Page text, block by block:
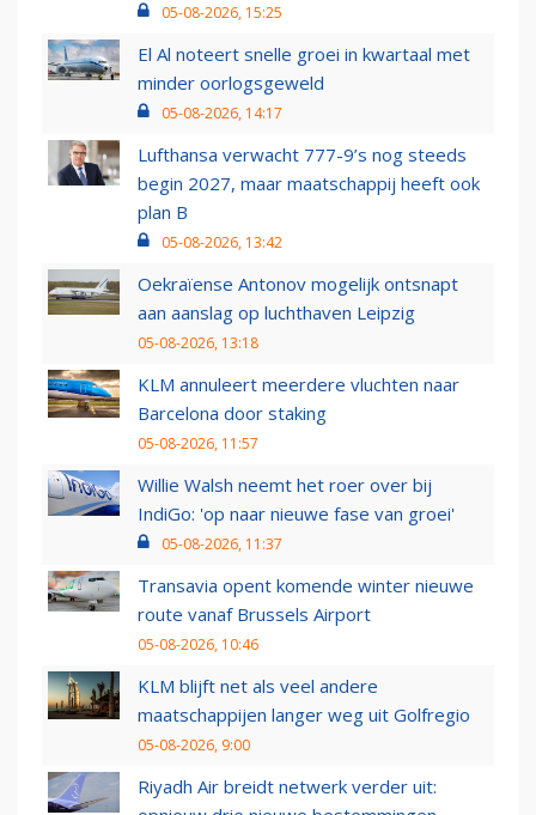
05-08-2026, 15:25
El Al noteert snelle groei in kwartaal met
minder oorlogsgeweld
05-08-2026, 14:17
Lufthansa verwacht 777-9’s nog steeds
begin 2027, maar maatschappij heeft ook
plan B
05-08-2026, 13:42
Oekraïense Antonov mogelijk ontsnapt
aan aanslag op luchthaven Leipzig
05-08-2026, 13:18
KLM annuleert meerdere vluchten naar
Barcelona door staking
05-08-2026, 11:57
Willie Walsh neemt het roer over bij
IndiGo: 'op naar nieuwe fase van groei'
05-08-2026, 11:37
Transavia opent komende winter nieuwe
route vanaf Brussels Airport
05-08-2026, 10:46
KLM blijft net als veel andere
maatschappijen langer weg uit Golfregio
05-08-2026, 9:00
Riyadh Air breidt netwerk verder uit: